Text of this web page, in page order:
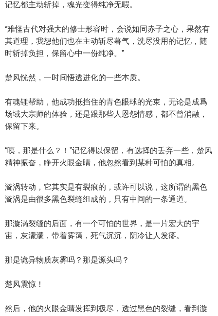
记忆都主动斩掉，魂光变得纯净无暇。
“难怪古代对强大的修士形容时，会说如同赤子之心，果然有
其道理，我想他们也在主动斩尽暮气，洗尽没用的记忆，随
时斩掉负担，保留心中一份纯净。”
楚风恍然，一时间悟透进化的一些本质。
有魂锺帮助，他成功抵挡住的青色眼球的光束，无论是成爲
场域大宗师的体验，还是跟那些人恩怨情感，都不曾消融，
保留下来。
“咦，那是什么？！”记忆得以保留，有选择的丢弃一些，楚风
精神振奋，睁开火眼金睛，他忽然看到某种可怕的真相。
漩涡转动，它其实是有裂痕的，或许可以说，这所谓的黑色
漩涡是由很多黑色裂缝组成的，只有中间的一条通道。
那漩涡裂缝的后面，有一个可怕的世界，是一片宏大的宇
宙，灰濛濛，带着雾霭，死气沉沉，阴冷让人发瘮。
那是诡异物质灰雾吗？那是源头吗？
楚风震惊！
然后，他的火眼金睛发挥到极尽，透过黑色的裂缝，看到漩